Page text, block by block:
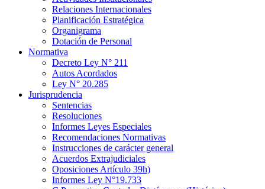
Relaciones Internacionales
Planificación Estratégica
Organigrama
Dotación de Personal
Normativa
Decreto Ley N° 211
Autos Acordados
Ley N° 20.285
Jurisprudencia
Sentencias
Resoluciones
Informes Leyes Especiales
Recomendaciones Normativas
Instrucciones de carácter general
Acuerdos Extrajudiciales
Oposiciones Artículo 39h)
Informes Ley N°19.733